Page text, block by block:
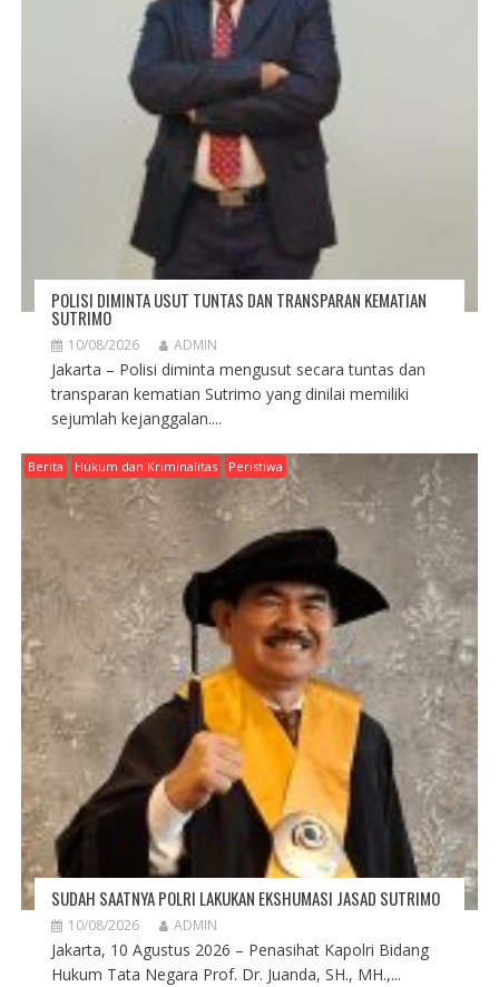
POLISI DIMINTA USUT TUNTAS DAN TRANSPARAN KEMATIAN
SUTRIMO
10/08/2026 ADMIN
Jakarta – Polisi diminta mengusut secara tuntas dan
transparan kematian Sutrimo yang dinilai memiliki
sejumlah kejanggalan....
Berita Hukum dan Kriminalitas Peristiwa
SUDAH SAATNYA POLRI LAKUKAN EKSHUMASI JASAD SUTRIMO
10/08/2026 ADMIN
Jakarta, 10 Agustus 2026 – Penasihat Kapolri Bidang
Hukum Tata Negara Prof. Dr. Juanda, SH., MH.,...